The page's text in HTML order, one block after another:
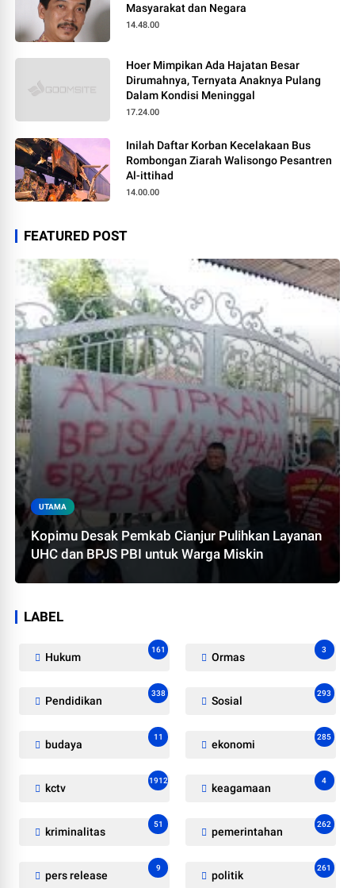
Masyarakat dan Negara
14.48.00
Hoer Mimpikan Ada Hajatan Besar
Dirumahnya, Ternyata Anaknya Pulang
Dalam Kondisi Meninggal
17.24.00
Inilah Daftar Korban Kecelakaan Bus
Rombongan Ziarah Walisongo Pesantren
Al-ittihad
14.00.00
FEATURED POST
UTAMA
Kopimu Desak Pemkab Cianjur Pulihkan Layanan
UHC dan BPJS PBI untuk Warga Miskin
LABEL
Hukum
161
Ormas
3
Pendidikan
338
Sosial
293
budaya
11
ekonomi
285
kctv
1912
keagamaan
4
kriminalitas
51
pemerintahan
262
pers release
9
politik
261